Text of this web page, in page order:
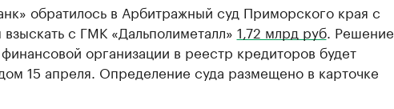
обратилось в Арбитражный суд Приморского края с
с ГМК «Дальполиметалл» 1,72 млрд руб. Решение
организации в реестр кредиторов будет
15 апреля. Определение суда размещено в карточке